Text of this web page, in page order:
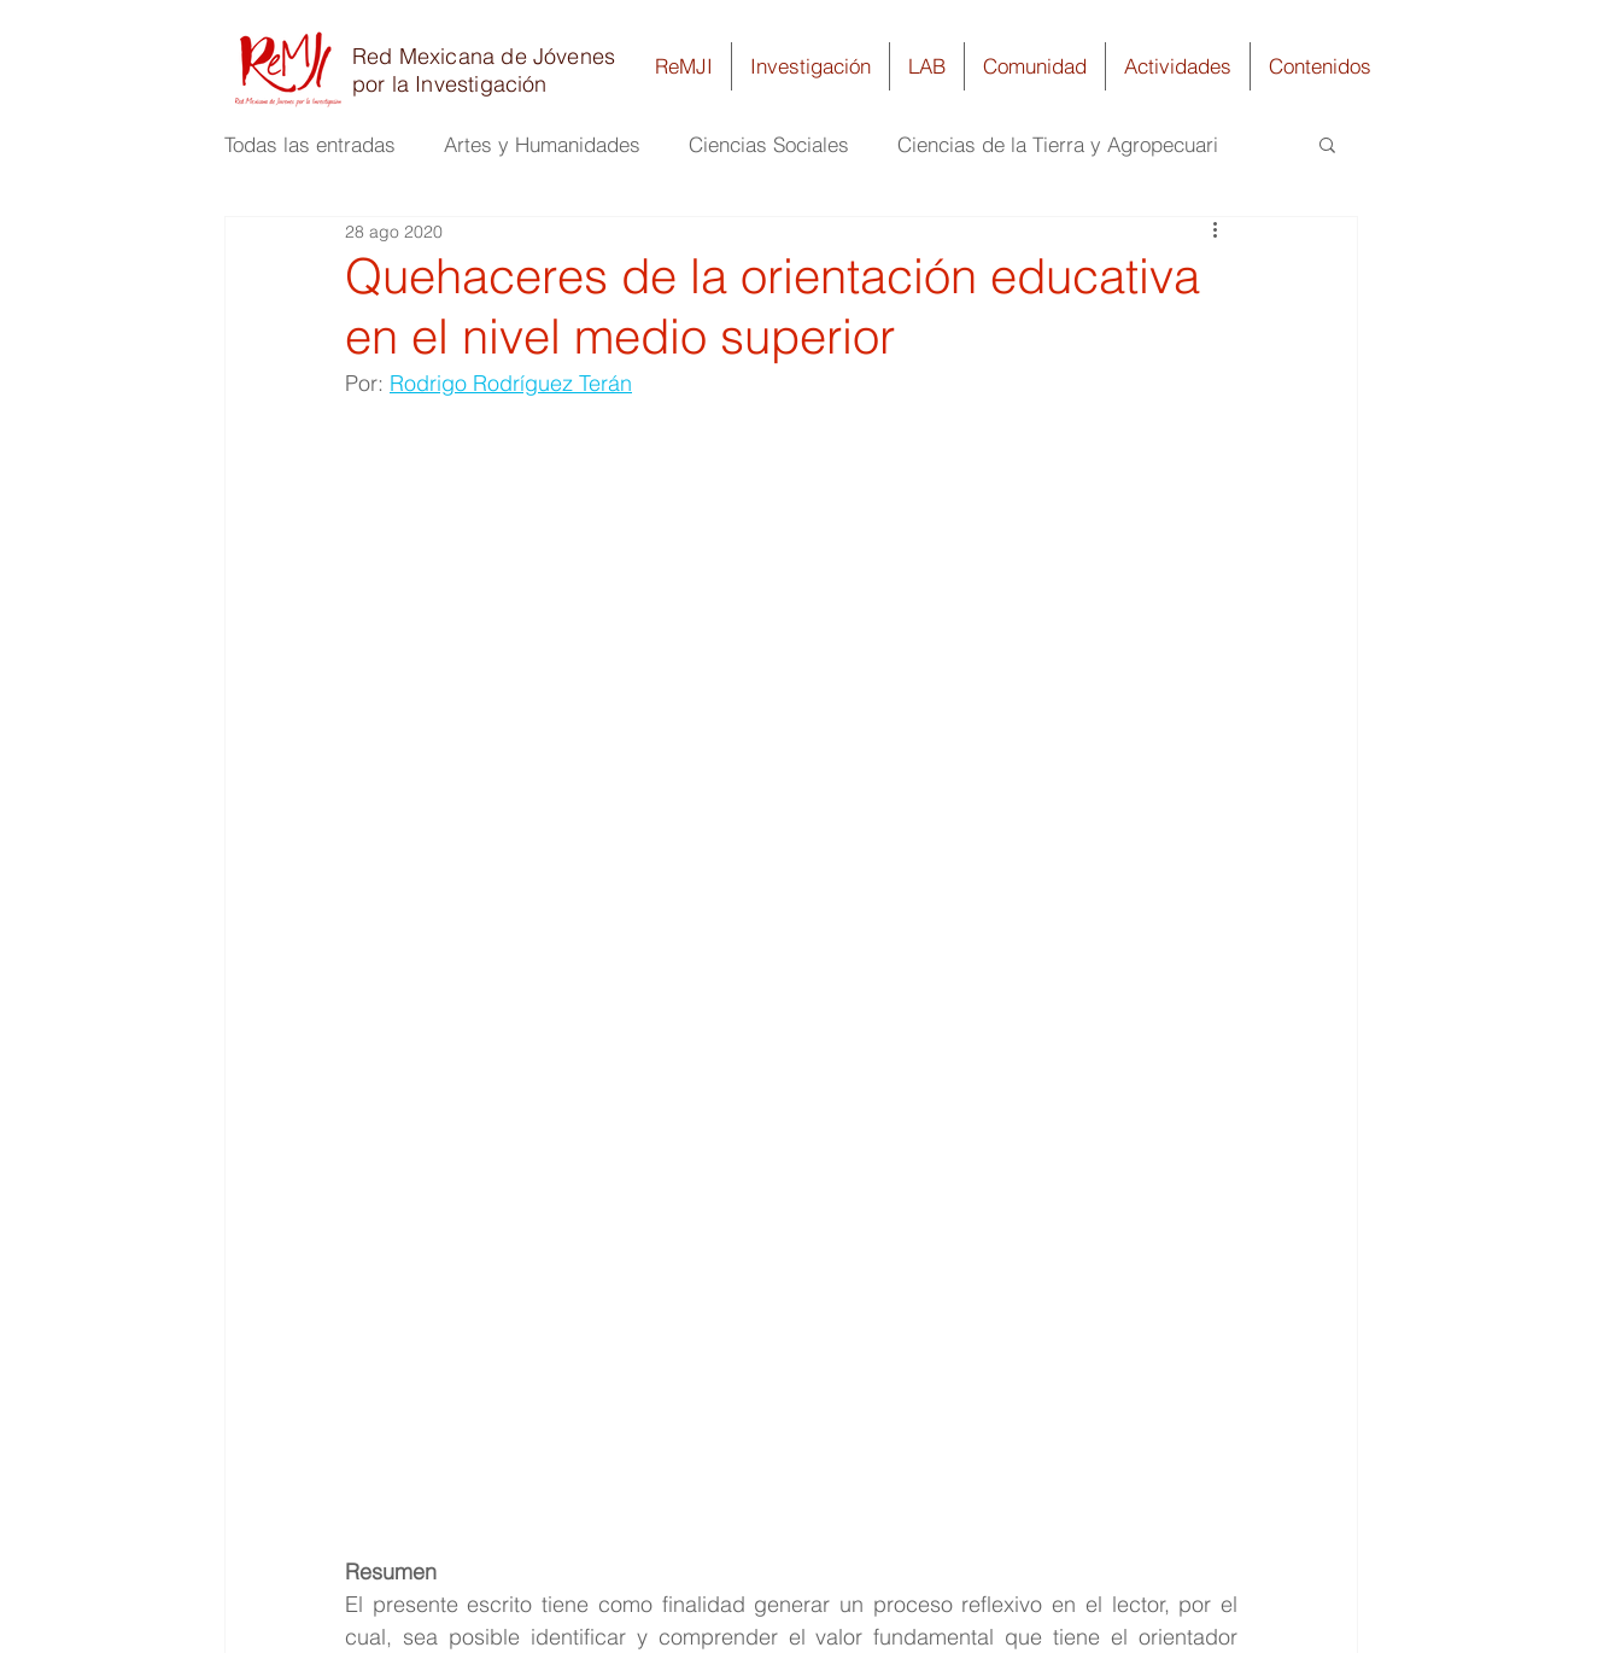
ReMJI Investigación LAB Comunidad Actividades Contenidos
Red Mexicana de Jóvenes
por la Investigación
Todas las entradas Artes y Humanidades Ciencias Sociales Ciencias de la Tierra y Agropecuari
Físico Matemáticas e Ingeniería
Quehaceres de la orientación educativa
en el nivel medio superior
28 ago 2020
Por: Rodrigo Rodríguez Terán
Resumen
El presente escrito tiene como finalidad generar un proceso reflexivo en el lector, por el
cual, sea posible identificar y comprender el valor fundamental que tiene el orientador